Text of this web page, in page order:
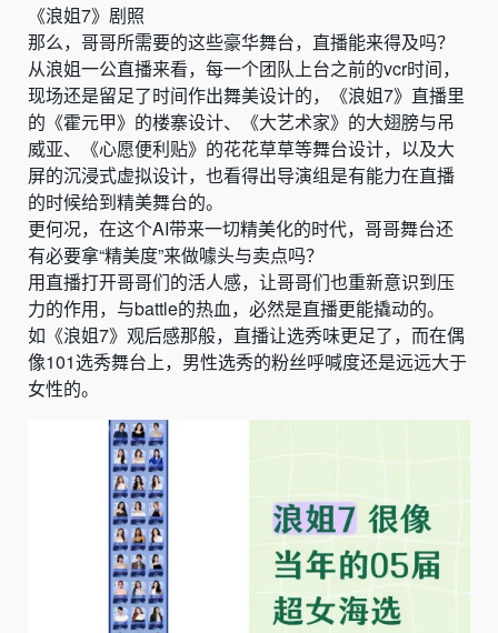
《浪姐7》剧照
那么，哥哥所需要的这些豪华舞台，直播能来得及吗？
从浪姐一公直播来看，每一个团队上台之前的vcr时间，
现场还是留足了时间作出舞美设计的，《浪姐7》直播里
的《霍元甲》的楼寨设计、《大艺术家》的大翅膀与吊
威亚、《心愿便利贴》的花花草草等舞台设计，以及大
屏的沉浸式虚拟设计，也看得出导演组是有能力在直播
的时候给到精美舞台的。
更何况，在这个AI带来一切精美化的时代，哥哥舞台还
有必要拿“精美度”来做噱头与卖点吗？
用直播打开哥哥们的活人感，让哥哥们也重新意识到压
力的作用，与battle的热血，必然是直播更能撬动的。
如《浪姐7》观后感那般，直播让选秀味更足了，而在偶
像101选秀舞台上，男性选秀的粉丝呼喊度还是远远大于
女性的。